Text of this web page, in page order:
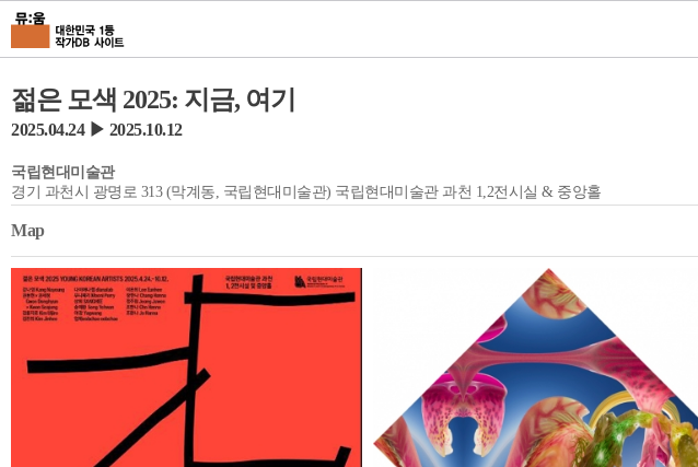
젊은 모색 2025: 지금, 여기
2025.04.24 ▶ 2025.10.12
국립현대미술관
경기 과천시 광명로 313 (막계동, 국립현대미술관) 국립현대미술관 과천 1,2전시실 & 중앙홀
Map